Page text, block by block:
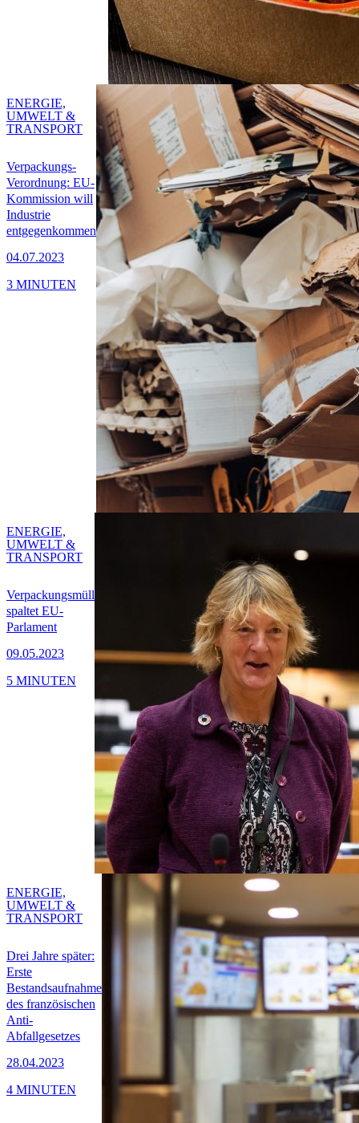
Verpackungs-
Verordnung: EU-
Kommission will
Industrie
entgegenkommen
04.07.2023
ENERGIE,
UMWELT &
TRANSPORT
3 MINUTEN
Verpackungsmüll
spaltet EU-
Parlament
09.05.2023
ENERGIE,
UMWELT &
TRANSPORT
5 MINUTEN
Drei Jahre später:
Erste
Bestandsaufnahme
des französischen
Anti-
Abfallgesetzes
28.04.2023
ENERGIE,
UMWELT &
TRANSPORT
4 MINUTEN